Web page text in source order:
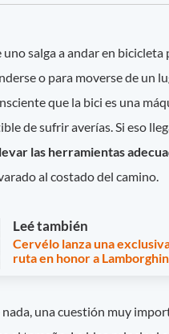
uno salga a andar en bicicleta
o para moverse de un
que la bici es una
de sufrir averías. Si eso
las herramientas
al costado del camino.
Leé también
Cervélo lanza una
ruta en honor a
una cuestión muy